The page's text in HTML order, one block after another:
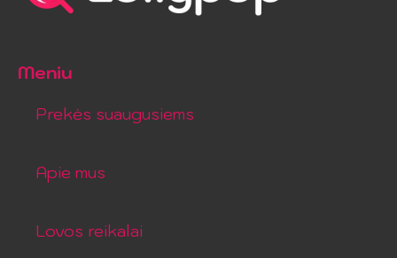
Meniu
Prekės suaugusiems
Apie mus
Lovos reikalai